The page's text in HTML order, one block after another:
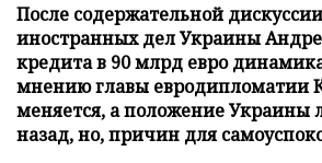
После содержательной
иностранных дел Украины
кредита в 90 млрд евро
мнению главы евродипломатии
меняется, а положение Украины
назад, но, причин для